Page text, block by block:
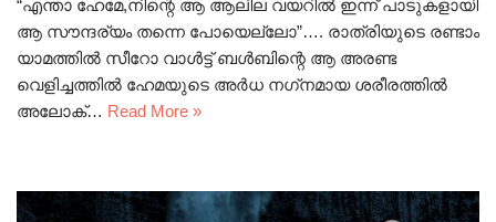
“എന്താ ഹേമേ,നിന്റെ ആ ആലില വയറിൽ ഇന്ന് പാടുകളായി
ആ സൗന്ദര്യം തന്നെ പോയെല്ലോ”…. രാത്രിയുടെ രണ്ടാം
യാമത്തിൽ സീറോ വാൾട്ട് ബൾബിന്റെ ആ അരണ്ട
വെളിച്ചത്തിൽ ഹേമയുടെ അർധ നഗ്‌നമായ ശരീരത്തിൽ
അലോക്… Read More »